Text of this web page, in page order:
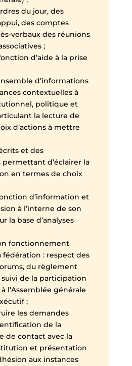
du jour, des
des comptes
verbaux des réunions
;
d’aide à la prise
d’informations
contextuelles à
politique et
la lecture de
d’actions à mettre
et des
d’éclairer la
en termes de choix
d’information et
à l’interne de son
la base d’analyses
fonctionnement
fédération : respect des
du règlement
de la participation
l’Assemblée générale
;
les demandes
de la
de contact avec la
et présentation
aux instances